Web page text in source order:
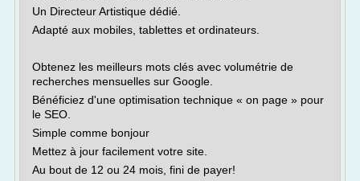
Un Directeur Artistique dédié.
Adapté aux mobiles, tablettes et ordinateurs.
Obtenez les meilleurs mots clés avec volumétrie de
recherches mensuelles sur Google.
Bénéficiez d'une optimisation technique « on page » pour
le SEO.
Simple comme bonjour
Mettez à jour facilement votre site.
Au bout de 12 ou 24 mois, fini de payer!